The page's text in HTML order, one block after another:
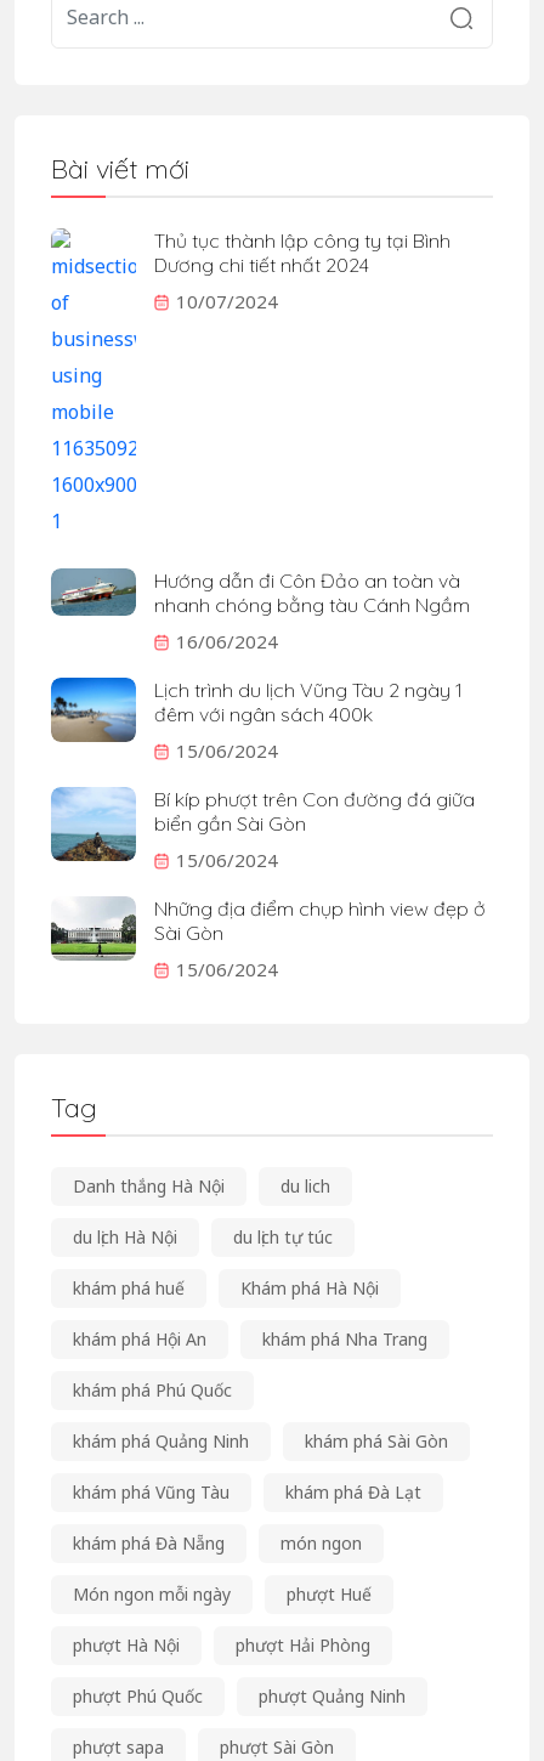
Bài viết mới
Thủ tục thành lập công ty tại Bình
Dương chi tiết nhất 2024
10/07/2024
Hướng dẫn đi Côn Đảo an toàn và
nhanh chóng bằng tàu Cánh Ngầm
16/06/2024
Lịch trình du lịch Vũng Tàu 2 ngày 1
đêm với ngân sách 400k
15/06/2024
Bí kíp phượt trên Con đường đá giữa
biển gần Sài Gòn
15/06/2024
Những địa điểm chụp hình view đẹp ở
Sài Gòn
15/06/2024
Tag
Danh thắng Hà Nội du lich
du lịch Hà Nội du lịch tự túc
khám phá huế Khám phá Hà Nội
khám phá Hội An khám phá Nha Trang
khám phá Phú Quốc
khám phá Quảng Ninh khám phá Sài Gòn
khám phá Vũng Tàu khám phá Đà Lạt
khám phá Đà Nẵng món ngon
Món ngon mỗi ngày phượt Huế
phượt Hà Nội phượt Hải Phòng
phượt Phú Quốc phượt Quảng Ninh
phượt sapa phượt Sài Gòn